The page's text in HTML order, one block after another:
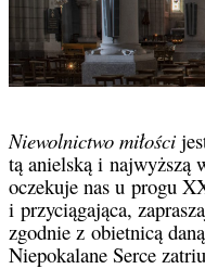
Niewolnictwo miłości
tą anielską i najwyższą
oczekuje nas u progu
i przyciągająca,
zgodnie z obietnicą
Niepokalane Serce